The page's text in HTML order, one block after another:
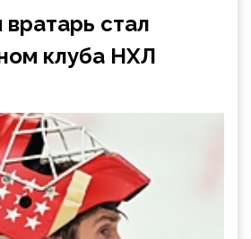
стал
клуба НХЛ